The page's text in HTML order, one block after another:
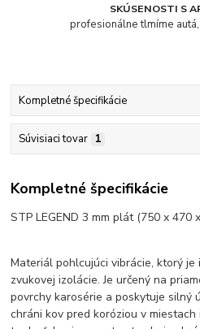
SKÚSENOSTI S
profesionálne tlmíme
Kompletné špecifikácie
Súvisiaci tovar 1
Kompletné špecifikácie
STP LEGEND 3 mm plát (750 x 470
Materiál pohlcujúci vibrácie, ktorý
zvukovej izolácie. Je určený na
povrchy karosérie a poskytuje silný
chráni kov pred koróziou v